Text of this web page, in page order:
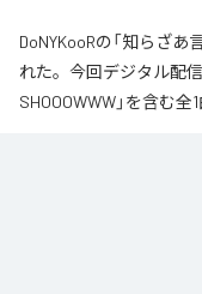
DoNYKooRの「知らざあ
れた。今回デジタル配
SHOOOWWW」を含む全